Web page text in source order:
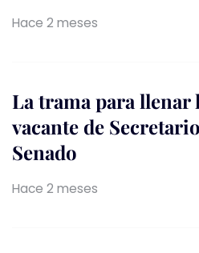
Hace 2 meses
La trama para llenar
vacante de
Senado
Hace 2 meses